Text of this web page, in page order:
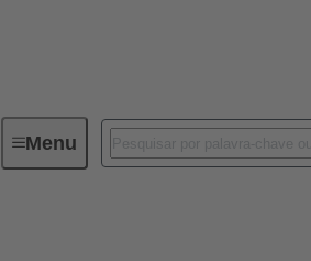
MenuDevice connectivity